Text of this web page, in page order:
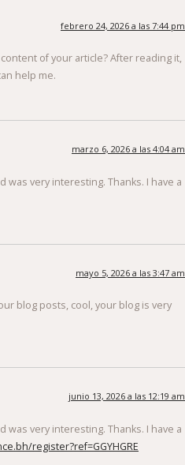
febrero 24, 2026 a las 7:44 pm
of your article? After reading it,
help me.
marzo 6, 2026 a las 4:04 am
was very interesting. Thanks. I have a
mayo 5, 2026 a las 3:47 am
blog posts, cool, your blog is very
junio 13, 2026 a las 12:19 am
was very interesting. Thanks. I have a
register?ref=GGYHGRE